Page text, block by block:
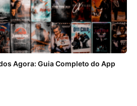
Agora: Guia Completo do App